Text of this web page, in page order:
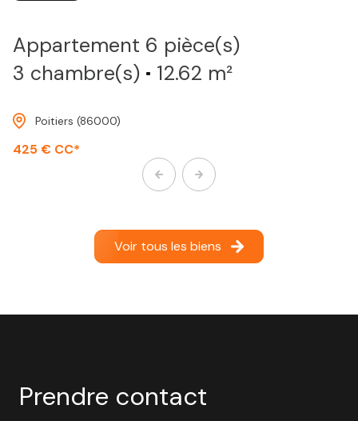
Appartement 6 pièce(s)
3 chambre(s)
12.62 m²
Poitiers (86000)
425 € CC*
Voir tous les biens
Prendre contact